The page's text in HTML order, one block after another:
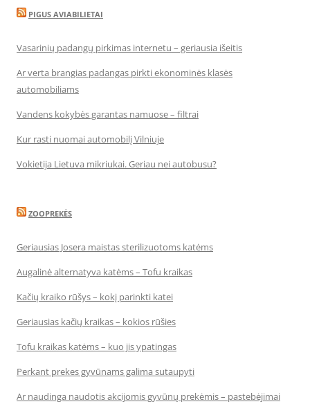
PIGUS AVIABILIETAI
Vasarinių padangų pirkimas internetu – geriausia išeitis
Ar verta brangias padangas pirkti ekonominės klasės
automobiliams
Vandens kokybės garantas namuose – filtrai
Kur rasti nuomai automobilį Vilniuje
Vokietija Lietuva mikriukai. Geriau nei autobusu?
ZOOPREKĖS
Geriausias Josera maistas sterilizuotoms katėms
Augalinė alternatyva katėms – Tofu kraikas
Kačių kraiko rūšys – kokį parinkti katei
Geriausias kačių kraikas – kokios rūšies
Tofu kraikas katėms – kuo jis ypatingas
Perkant prekes gyvūnams galima sutaupyti
Ar naudinga naudotis akcijomis gyvūnų prekėmis – pastebėjimai